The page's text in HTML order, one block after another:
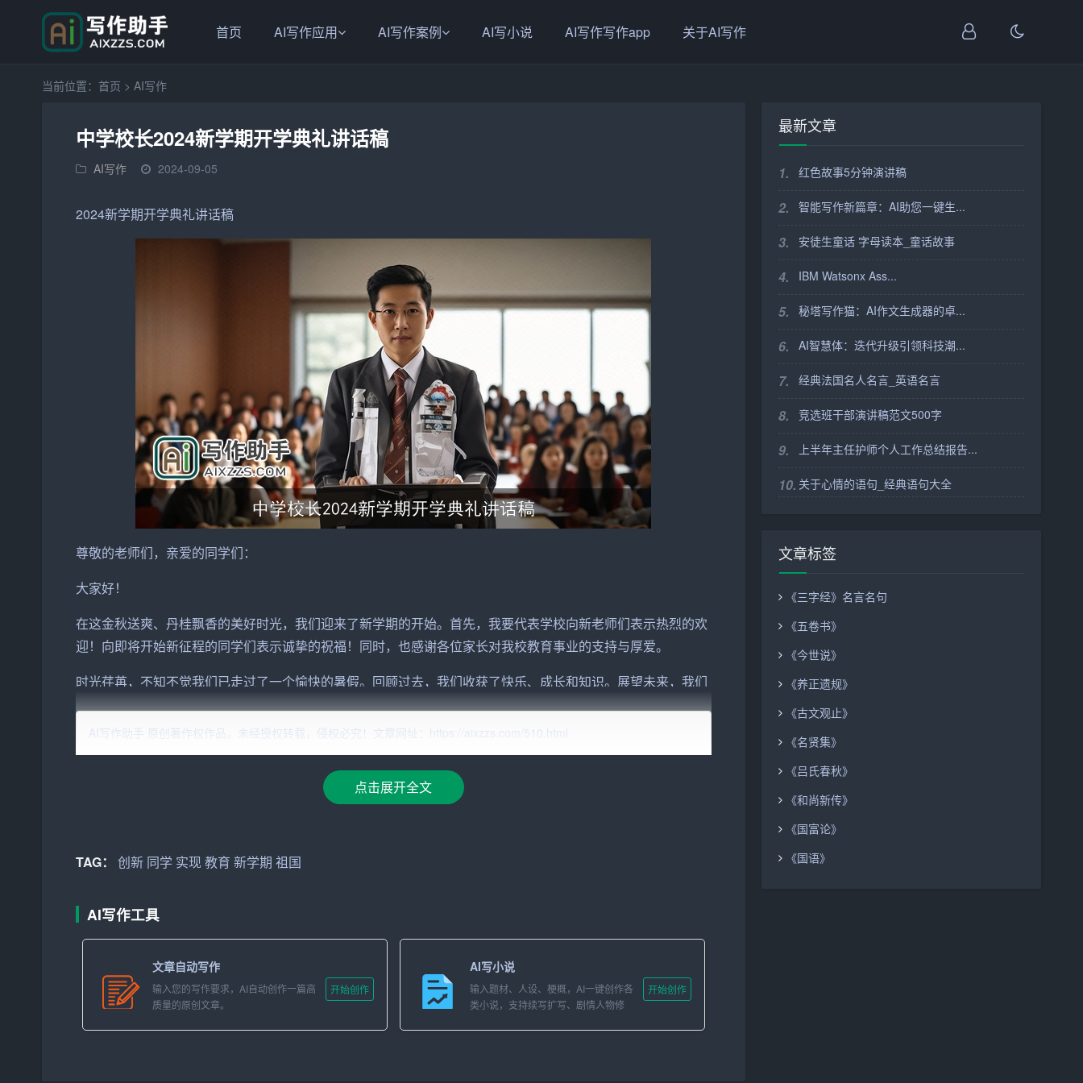
首页 AI写作应用 AI写作案例 AI写小说 AI写作写作app 关于AI写作
当前位置： 首页 > AI写作
中学校长2024新学期开学典礼讲话稿
AI写作 2024-09-05
2024新学期开学典礼讲话稿
尊敬的老师们，亲爱的同学们：
大家好！
在这金秋送爽、丹桂飘香的美好时光，我们迎来了新学期的开始。首先，我要代表学校向新老师们表示热烈的欢
迎！向即将开始新征程的同学们表示诚挚的祝福！同时，也感谢各位家长对我校教育事业的支持与厚爱。
时光荏苒，不知不觉我们已走过了一个愉快的暑假。回顾过去，我们收获了快乐、成长和知识。展望未来，我们
充满期待、激情与梦想。站在新的起点，我要对大家说：“珍惜时光，努力拼搏，让我们一起书写青春的华章！”
同学们，你们是祖国
的未来，是家庭的希望。在这个充满竞争的时代，我们要树立远大理想，明确人生目标，为
劳全面发展的社会主义建设者和接班人。
要关注社会热点，关注国家大事，增强自己的社会责任感和使命感。
信，遵纪守法。在学校这个大家庭中，我们要互相帮助，共同进步，为实现民族复兴的伟大梦想而努力。
四、勇于创新，开拓进取。创新是民族进步的灵魂，是国家兴旺发达的不竭动力。我们要敢于挑战，敢于突破，
将创新精神融入到日常学习、生活和工作中，为我国科技事业的发展贡献自己的力量。
AI写作助手 原创著作权作品，未经授权转载，侵权必究！文章网址：https://aixzzs.com/510.html
点击展开全文
TAG： 创新 同学 实现教育 新学期 祖国
AI写作工具
文章自动写作
输入您的写作要求，AI自动创作一篇高
质量的原创文章。
开始创作
AI写小说
输入题材、人设、梗概，AI一键创作各
类小说，支持续写扩写、剧情人物修
开始创作
最新文章
1. 红色故事5分钟演讲稿
2. 智能写作新篇章：AI助您一键生...
3. 安徒生童话 字母读本_童话故事
4. IBM Watsonx Ass...
5. 秘塔写作猫：AI作文生成器的卓...
6. AI智慧体：迭代升级引领科技潮...
7. 经典法国名人名言_英语名言
8. 竞选班干部演讲稿范文500字
9. 上半年主任护师个人工作总结报告...
10. 关于心情的语句_经典语句大全
文章标签
《三字经》名言名句
《五卷书》
《今世说》
《养正遗规》
《古文观止》
《名贤集》
《吕氏春秋》
《和尚新传》
《国富论》
《国语》